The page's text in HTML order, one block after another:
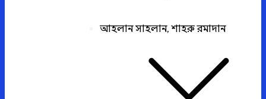
আহলান সাহলান, শাহরু রমাদান